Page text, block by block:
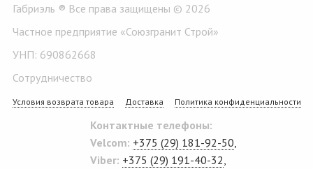
Габриэль ® Все права защищены © 2026
Частное предприятие «Союзгранит Строй»
УНП: 690862668
Сотрудничество
Условия возврата товара Доставка Политика конфиденциальности
Контактные телефоны:
Velcom: +375 (29) 181-92-50
Viber: +375 (29) 191-40-32